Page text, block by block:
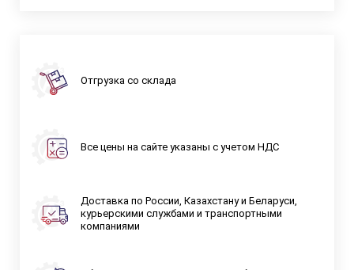
Отгрузка со склада
Все цены на сайте указаны с учетом НДС
Доставка по России, Казахстану и Беларуси,
курьерскими службами и транспортными
компаниями